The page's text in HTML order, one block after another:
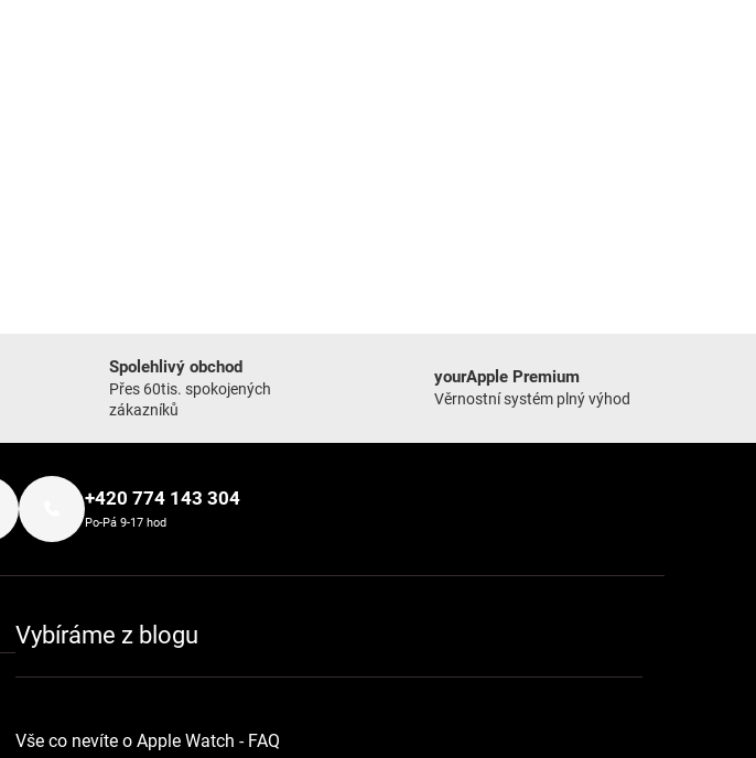
Spolehlivý obchod
Přes 60tis. spokojených
zákazníků
yourApple Premium
Věrnostní systém plný výhod
+420 774 143 304
Po-Pá 9-17 hod
Vybíráme z blogu
Vše co nevíte o Apple Watch - FAQ